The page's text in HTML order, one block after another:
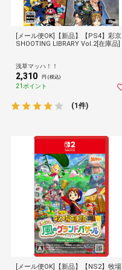
[メール便OK]【新品】【PS4】彩京
SHOOTING LIBRARY Vol.2[在庫品]
浅草マッハ！！
2,310 円 (税込)
21ポイント
(1件)
[メール便OK]【新品】【NS2】牧場